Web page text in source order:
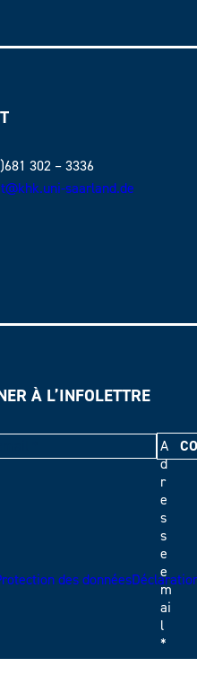
302 – 3336
saarland.de
À L’INFOLETTRE
A
d
r
e
s
s
e
e
m
ai
l
*
des